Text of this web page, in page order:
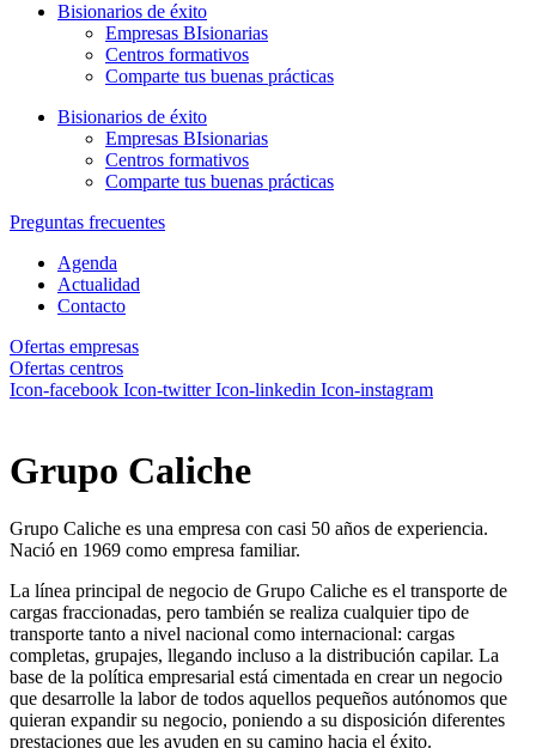
Bisionarios de éxito
Empresas BIsionarias
Centros formativos
Comparte tus buenas prácticas
Bisionarios de éxito
Empresas BIsionarias
Centros formativos
Comparte tus buenas prácticas
Preguntas frecuentes
Agenda
Actualidad
Contacto
Ofertas empresas
Ofertas centros
Icon-facebook Icon-twitter Icon-linkedin Icon-instagram
Grupo Caliche
Grupo Caliche es una empresa con casi 50 años de experiencia.
Nació en 1969 como empresa familiar.
La línea principal de negocio de Grupo Caliche es el transporte de
cargas fraccionadas, pero también se realiza cualquier tipo de
transporte tanto a nivel nacional como internacional: cargas
completas, grupajes, llegando incluso a la distribución capilar. La
base de la política empresarial está cimentada en crear un negocio
que desarrolle la labor de todos aquellos pequeños autónomos que
quieran expandir su negocio, poniendo a su disposición diferentes
prestaciones que les ayuden en su camino hacia el éxito.